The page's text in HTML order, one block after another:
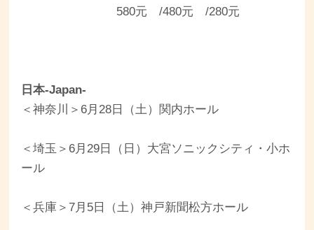
580元 /480元 /280元
日本-Japan-
＜神奈川＞6月28日（土）関内ホール
＜埼玉＞6月29日（日）大宮ソニックシティ・小ホ
ール
＜兵庫＞7月5日（土）神戸新聞松方ホール